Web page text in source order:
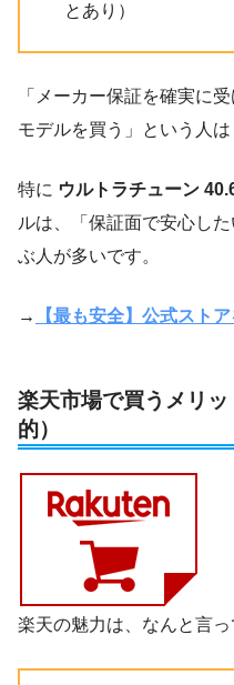
とあり）
「メーカー保証を確実に
モデルを買う」という人は
特に ウルトラチューン
ルは、「保証面で安心し
ぶ人が多いです。
→ 【最も安全】公式スト
楽天市場で買うメリ
的）
楽天の魅力は、なんと言っ